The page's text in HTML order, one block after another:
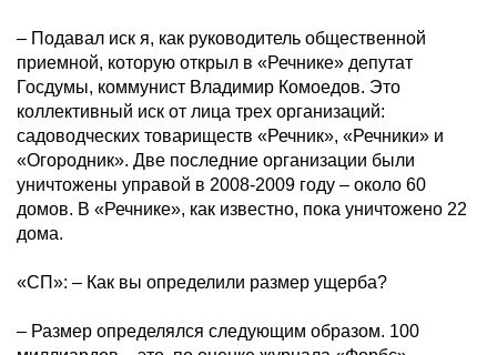
– Подавал иск я, как руководитель общественной
приемной, которую открыл в «Речнике» депутат
Госдумы, коммунист Владимир Комоедов. Это
коллективный иск от лица трех организаций:
садоводческих товариществ «Речник», «Речники» и
«Огородник». Две последние организации были
уничтожены управой в 2008-2009 году – около 60
домов. В «Речнике», как известно, пока уничтожено 22
дома.
«СП»: – Как вы определили размер ущерба?
– Размер определялся следующим образом. 100